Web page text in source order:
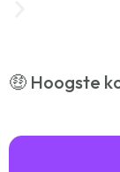
🤑 Hoogste